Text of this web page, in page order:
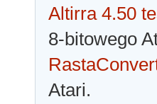
Altirra 4.50
8-bitowego
Atari.